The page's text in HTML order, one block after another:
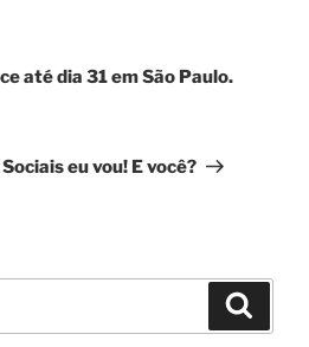
até dia 31 em São Paulo.
eu vou! E você?